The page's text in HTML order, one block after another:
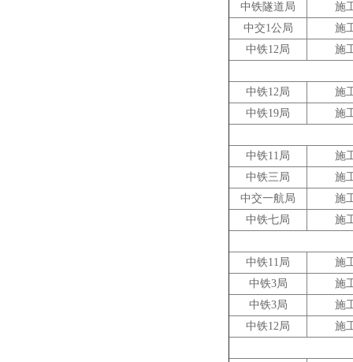
中铁隧道局
施
中交1公局
施
中铁12局
施
中铁12局
施
中铁19局
施
中铁11局
施
中铁三局
施
中交一航局
施
中铁七局
施
中铁11局
施
中铁3局
施
中铁3局
施
中铁12局
施